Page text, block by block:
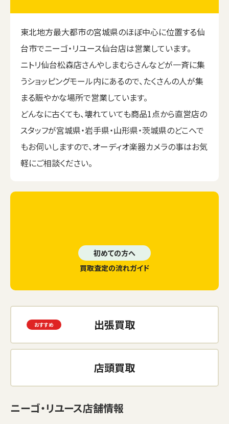
東北地方最大都市の宮城県のほぼ中心に位置する仙
台市でニーゴ・リユース仙台店は営業しています。
ニトリ仙台松森店さんやしまむらさんなどが一斉に集
うショッピングモール内にあるので、たくさんの人が集
まる賑やかな場所で営業しています。
どんなに古くても、壊れていても商品1点から直営店の
スタッフが宮城県・岩手県・山形県・茨城県のどこへで
もお伺いしますので、オーディオ楽器カメラの事はお気
軽にご相談ください。
初めての方へ
買取査定の流れガイド
出張買取
店頭買取
ニーゴ・リユース店舗情報